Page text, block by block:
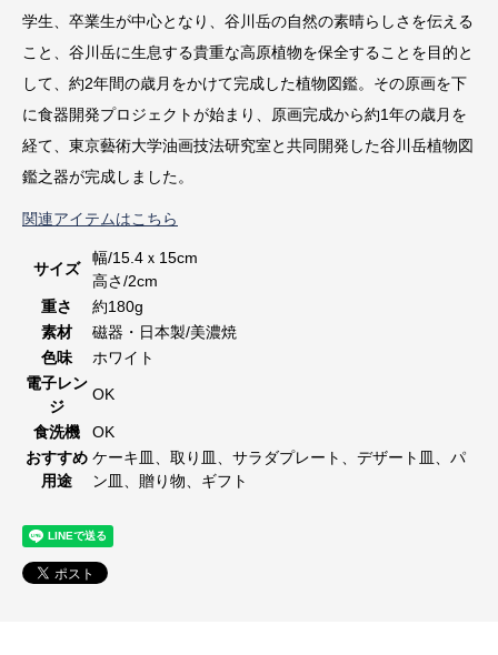
学生、卒業生が中心となり、谷川岳の自然の素晴らしさを伝える
こと、谷川岳に生息する貴重な高原植物を保全することを目的と
して、約2年間の歳月をかけて完成した植物図鑑。その原画を下
に食器開発プロジェクトが始まり、原画完成から約1年の歳月を
経て、東京藝術大学油画技法研究室と共同開発した谷川岳植物図
鑑之器が完成しました。
関連アイテムはこちら
サイズ
幅/15.4ｘ15cm
高さ/2cm
重さ
約180g
素材
磁器・日本製/美濃焼
色味
ホワイト
電子レン
ジ
OK
食洗機
OK
おすすめ
用途
ケーキ皿、取り皿、サラダプレート、デザート皿、パ
ン皿、贈り物、ギフト